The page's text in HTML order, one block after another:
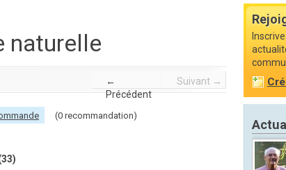
naturelle
←
Précédent
Suivant →
(0 recommandation)